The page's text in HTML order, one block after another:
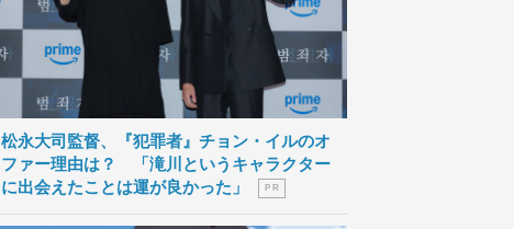
松永大司監督、『犯罪者』チョン・イルのオ
ファー理由は？ 「滝川というキャラクター
に出会えたことは運が良かった」
P R